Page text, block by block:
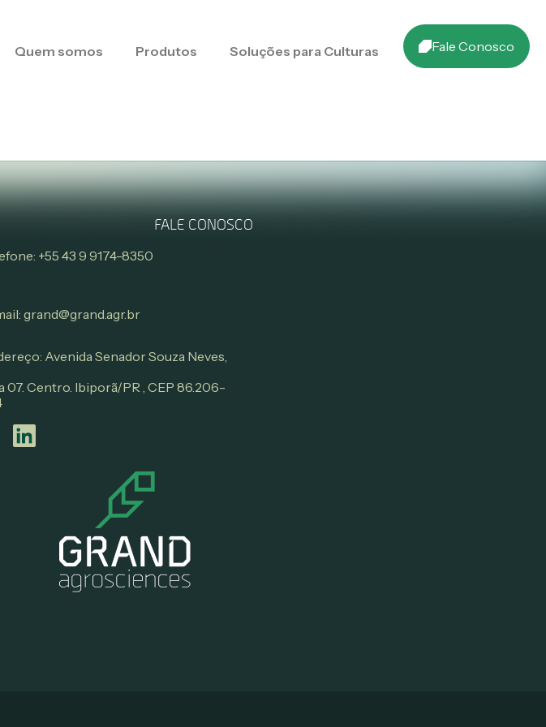
Quem somos Produtos Soluções para Culturas Fale Conosco
FALE CONOSCO
+55 43 9 9174-8350
grand@grand.agr.br
Avenida Senador Souza Neves,
07. Centro. Ibiporã/PR , CEP 86.206-